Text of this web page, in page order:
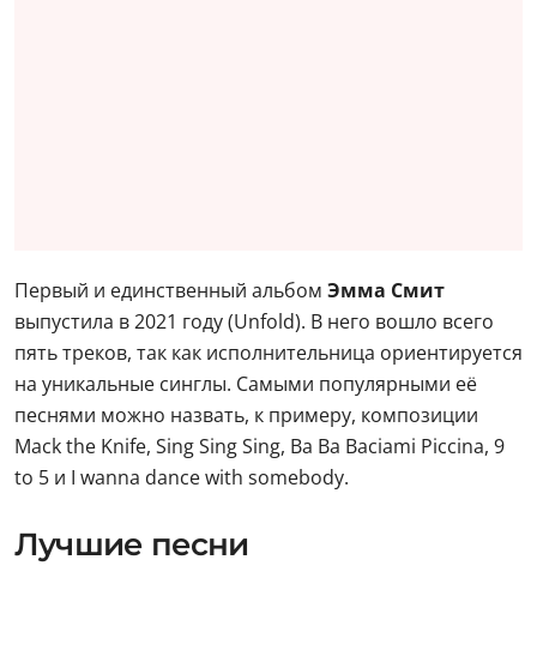
Первый и единственный альбом Эмма Смит
выпустила в 2021 году (Unfold). В него вошло всего
пять треков, так как исполнительница ориентируется
на уникальные синглы. Самыми популярными её
песнями можно назвать, к примеру, композиции
Mack the Knife, Sing Sing Sing, Ba Ba Baciami Piccina, 9
to 5 и I wanna dance with somebody.
Лучшие песни